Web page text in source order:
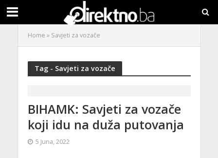
Home » Savjeti za vozače
Tag - Savjeti za vozače
BIHAMK: Savjeti za vozače
koji idu na duža putovanja
5 Juna, 2022